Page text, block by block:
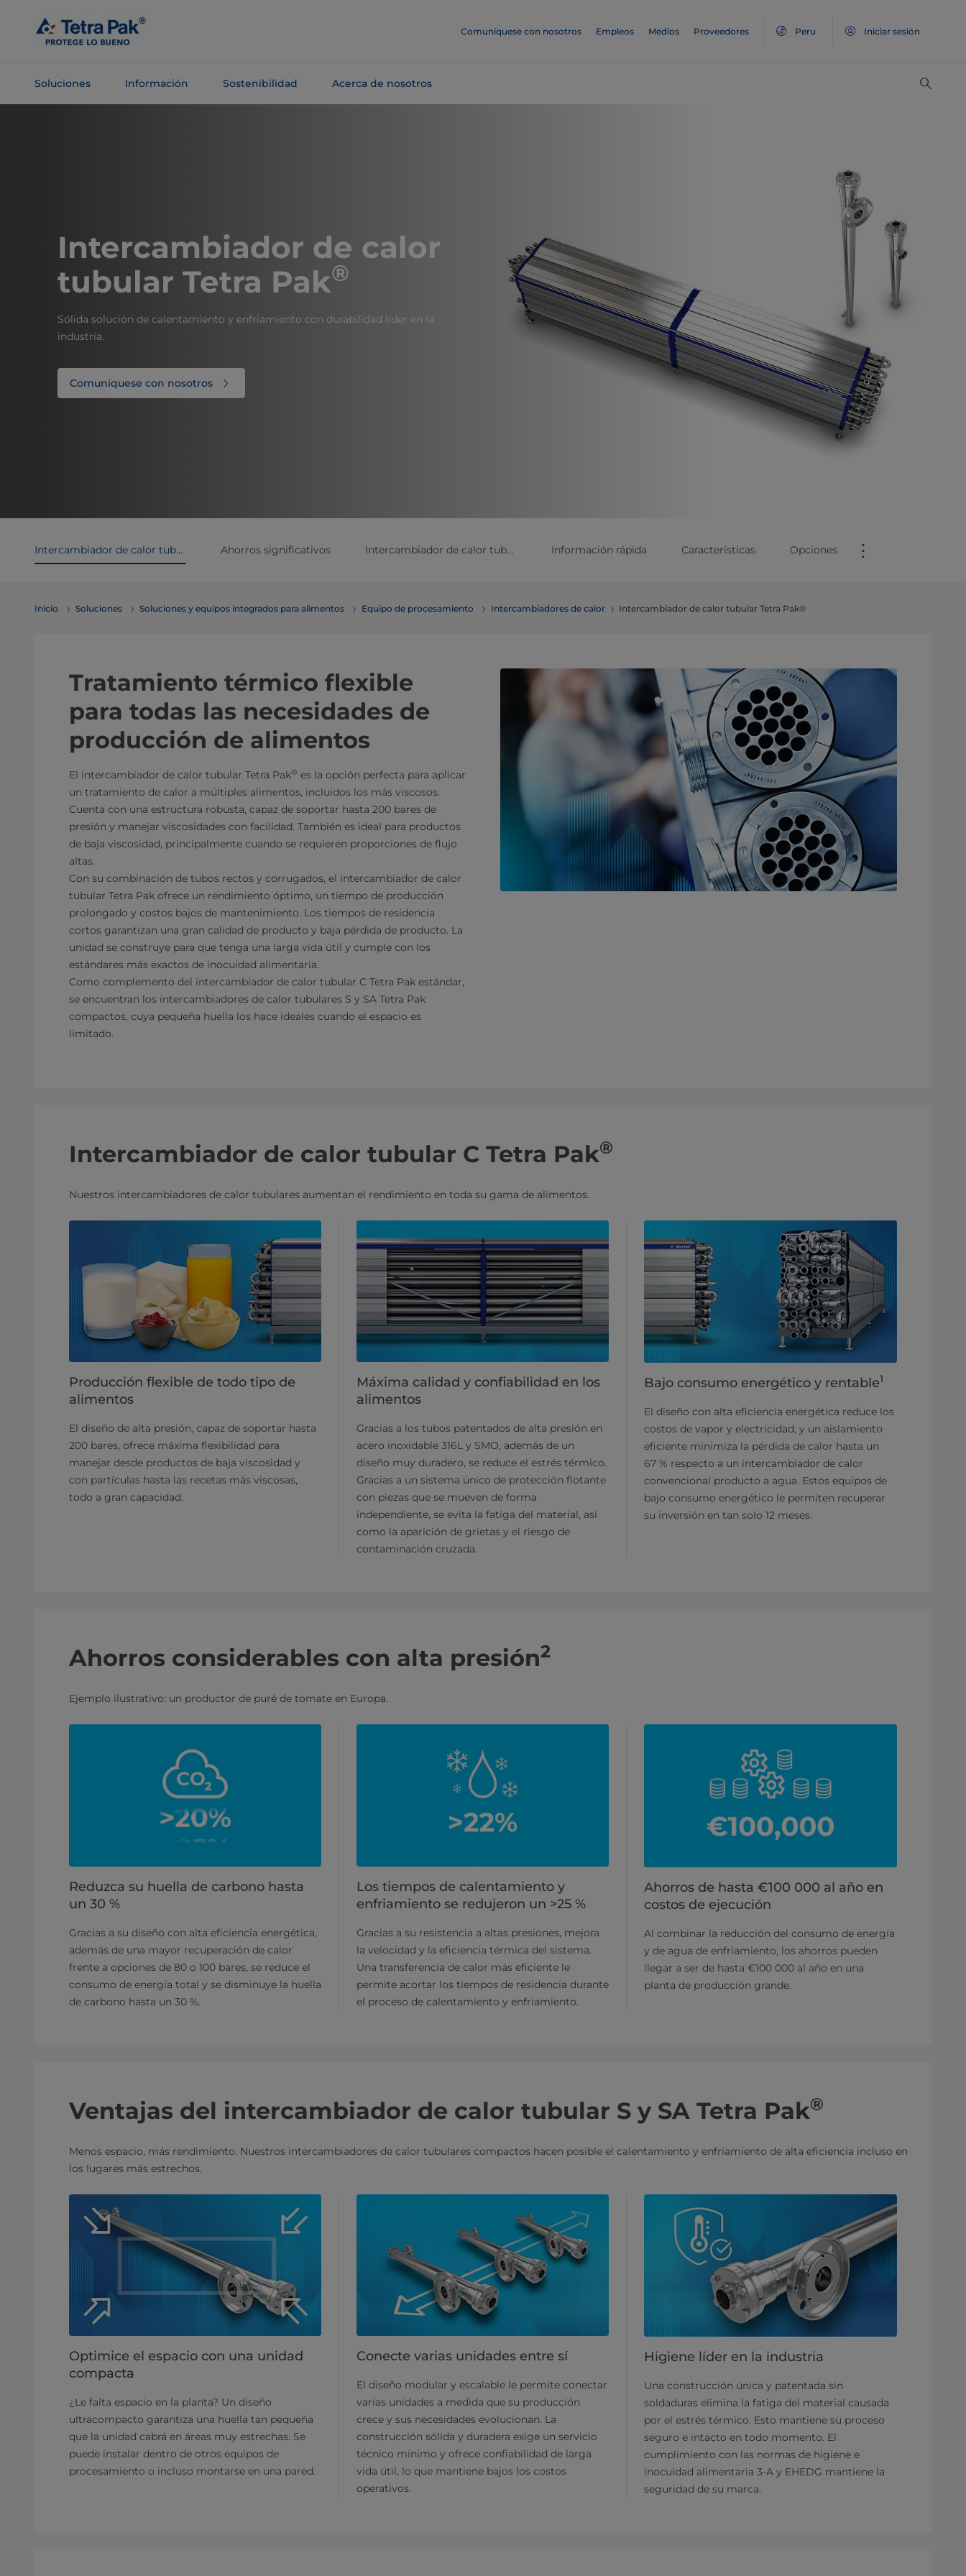
contenido
principal
Comuníquese con nosotros Empleos Medios Proveedores Peru Iniciar sesión
Soluciones Información Sostenibilidad Acerca de nosotros
Intercambiador de calor
tubular Tetra Pak®
Sólida solución de calentamiento y enfriamiento con durabilidad líder en la
industria.
Comuníquese con nosotros
Intercambiador de calor tubular C Tetra Pak: beneficios Ahorros significativos Intercambiador de calor tubular S y SA Tetra Pak: beneficios Información rápida Características Opciones ⋮
Inicio Soluciones Soluciones y equipos integrados para alimentos Equipo de procesamiento Intercambiadores de calor Intercambiador de calor tubular Tetra Pak®
Tratamiento térmico flexible
para todas las necesidades de
producción de alimentos
El intercambiador de calor tubular Tetra Pak® es la opción perfecta para aplicar
un tratamiento de calor a múltiples alimentos, incluidos los más viscosos.
Cuenta con una estructura robusta, capaz de soportar hasta 200 bares de
presión y manejar viscosidades con facilidad. También es ideal para productos
de baja viscosidad, principalmente cuando se requieren proporciones de flujo
altas.
Con su combinación de tubos rectos y corrugados, el intercambiador de calor
tubular Tetra Pak ofrece un rendimiento óptimo, un tiempo de producción
prolongado y costos bajos de mantenimiento. Los tiempos de residencia
cortos garantizan una gran calidad de producto y baja pérdida de producto. La
unidad se construye para que tenga una larga vida útil y cumple con los
estándares más exactos de inocuidad alimentaria.
Como complemento del intercambiador de calor tubular C Tetra Pak estándar,
se encuentran los intercambiadores de calor tubulares S y SA Tetra Pak
compactos, cuya pequeña huella los hace ideales cuando el espacio es
limitado.
Intercambiador de calor tubular C Tetra Pak®
Nuestros intercambiadores de calor tubulares aumentan el rendimiento en toda su gama de alimentos.
Producción flexible de todo tipo de
alimentos
El diseño de alta presión, capaz de soportar hasta
200 bares, ofrece máxima flexibilidad para
manejar desde productos de baja viscosidad y
con partículas hasta las recetas más viscosas,
todo a gran capacidad.
Máxima calidad y confiabilidad en los
alimentos
Gracias a los tubos patentados de alta presión en
acero inoxidable 316L y SMO, además de un
diseño muy duradero, se reduce el estrés térmico.
Gracias a un sistema único de protección flotante
con piezas que se mueven de forma
independiente, se evita la fatiga del material, así
como la aparición de grietas y el riesgo de
contaminación cruzada.
Bajo consumo energético y rentable1
El diseño con alta eficiencia energética reduce los
costos de vapor y electricidad, y un aislamiento
eficiente minimiza la pérdida de calor hasta un
67 % respecto a un intercambiador de calor
convencional producto a agua. Estos equipos de
bajo consumo energético le permiten recuperar
su inversión en tan solo 12 meses.
Ahorros considerables con alta presión2
Ejemplo ilustrativo: un productor de puré de tomate en Europa.
Reduzca su huella de carbono hasta
un 30 %
Gracias a su diseño con alta eficiencia energética,
además de una mayor recuperación de calor
frente a opciones de 80 o 100 bares, se reduce el
consumo de energía total y se disminuye la huella
de carbono hasta un 30 %.
Los tiempos de calentamiento y
enfriamiento se redujeron un >25 %
Gracias a su resistencia a altas presiones, mejora
la velocidad y la eficiencia térmica del sistema.
Una transferencia de calor más eficiente le
permite acortar los tiempos de residencia durante
el proceso de calentamiento y enfriamiento.
Ahorros de hasta €100 000 al año en
costos de ejecución
Al combinar la reducción del consumo de energía
y de agua de enfriamiento, los ahorros pueden
llegar a ser de hasta €100 000 al año en una
planta de producción grande.
Ventajas del intercambiador de calor tubular S y SA Tetra Pak®
Menos espacio, más rendimiento. Nuestros intercambiadores de calor tubulares compactos hacen posible el calentamiento y enfriamiento de alta eficiencia incluso en
los lugares más estrechos.
Optimice el espacio con una unidad
compacta
¿Le falta espacio en la planta? Un diseño
ultracompacto garantiza una huella tan pequeña
que la unidad cabrá en áreas muy estrechas. Se
puede instalar dentro de otros equipos de
procesamiento o incluso montarse en una pared.
Conecte varias unidades entre sí
El diseño modular y escalable le permite conectar
varias unidades a medida que su producción
crece y sus necesidades evolucionan. La
construcción sólida y duradera exige un servicio
técnico mínimo y ofrece confiabilidad de larga
vida útil, lo que mantiene bajos los costos
operativos.
Higiene líder en la industria
Una construcción única y patentada sin
soldaduras elimina la fatiga del material causada
por el estrés térmico. Esto mantiene su proceso
seguro e intacto en todo momento. El
cumplimiento con las normas de higiene e
inocuidad alimentaria 3-A y EHEDG mantiene la
seguridad de su marca.